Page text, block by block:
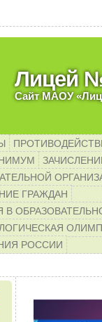
Лицей
Сайт МАОУ
ГРАЖДАН
В
РОССИИ